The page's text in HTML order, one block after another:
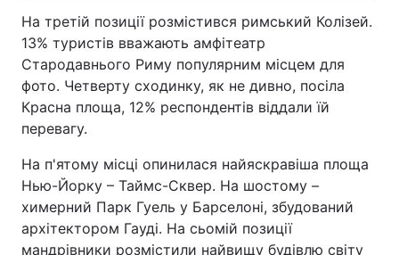
Тема оформлення
На третій позиції розмістився римський Колізей.
13% туристів вважають амфітеатр
Стародавнього Риму популярним місцем для
фото. Четверту сходинку, як не дивно, посіла
Красна площа, 12% респондентів віддали їй
перевагу.
На п'ятому місці опинилася найяскравіша площа
Нью-Йорку – Таймс-Сквер. На шостому –
химерний Парк Гуель у Барселоні, збудований
архітектором Гауді. На сьомій позиції
мандрівники розмістили найвищу будівлю світу